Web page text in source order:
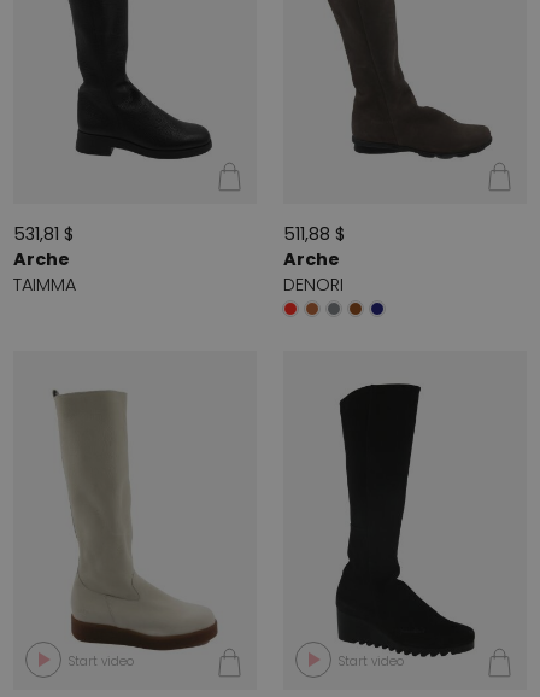
531,81 $
Arche
TAIMMA
511,88 $
Arche
DENORI
Start video Start video